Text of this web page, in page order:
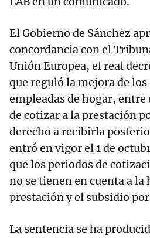
El Gobierno de Sánchez
concordancia con el
Unión Europea, el real
que reguló la mejora de los
empleadas de hogar,
de cotizar a la prestación
derecho a recibirla
entró en vigor el 1 de
que los periodos de
no se tienen en cuenta a la
prestación y el subsidio
La sentencia se ha producid